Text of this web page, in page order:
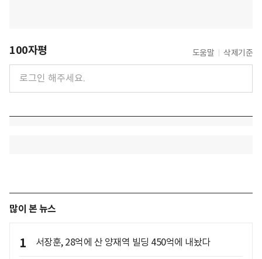
100자평 도움말 삭제기준
많이 본 뉴스
1 서장훈, 28억에 산 양재역 빌딩 450억에 내놨다